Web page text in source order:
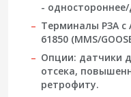
-
Терминалы РЗА
61850 (MMS/
Опции: датчики
отсека,
ретрофиту.